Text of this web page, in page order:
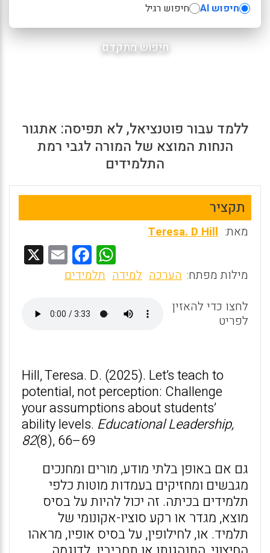
חיפוש AI חיפוש רגיל
חיפוש מתקדם
ללמד עבור פוטנציאל, לא תפיסה: אתגור
הנחות המוצא של המורה לגבי רמת
התלמידים
תקציר
מאת: Teresa. D Hill
W
h
s
p
F
a
b
k
E
m מילות מפתח: הערכה למידה תלמידים
לחצו כדי להאזין
לפריט
Hill, Teresa. D. (2025). Let’s teach to
potential, not perception: Challenge
your assumptions about students’
ability levels. Educational Leadership,
82(8), 66–69
גם אם באופן בלתי מודע, מורים ומחנכים
מגבשים ומחזיקים בעמדות מוטות כלפי
תלמידים בכיתה. זה יכול להיות על בסיס
מוצא, מגדר או רקע סוציו-אקונומי של
תלמיד. או, לחילופין, על בסיס אופיו, מראהו